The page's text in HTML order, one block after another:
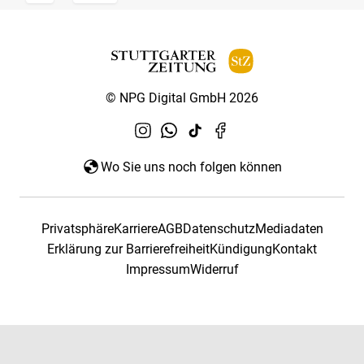
© NPG Digital GmbH 2026
Wo Sie uns noch folgen können
PrivatsphäreKarriereAGBDatenschutzMediadaten
Erklärung zur BarrierefreiheitKündigungKontakt
ImpressumWiderruf